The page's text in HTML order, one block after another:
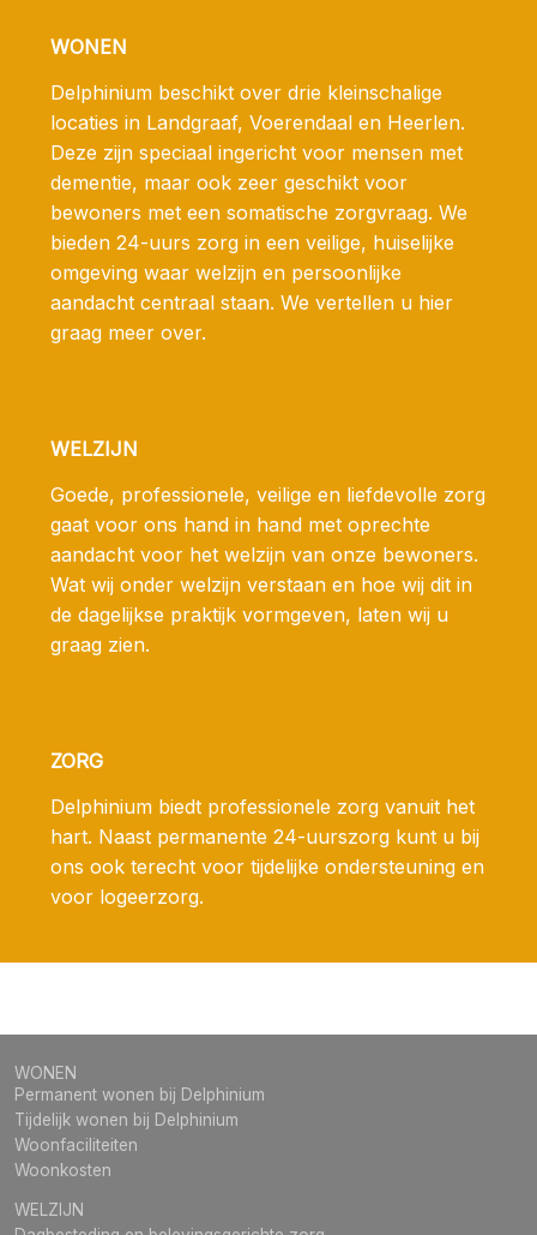
WONEN
Delphinium beschikt over drie kleinschalige
locaties in Landgraaf, Voerendaal en Heerlen.
Deze zijn speciaal ingericht voor mensen met
dementie, maar ook zeer geschikt voor
bewoners met een somatische zorgvraag. We
bieden 24-uurs zorg in een veilige, huiselijke
omgeving waar welzijn en persoonlijke
aandacht centraal staan. We vertellen u hier
graag meer over.
WELZIJN
Goede, professionele, veilige en liefdevolle zorg
gaat voor ons hand in hand met oprechte
aandacht voor het welzijn van onze bewoners.
Wat wij onder welzijn verstaan en hoe wij dit in
de dagelijkse praktijk vormgeven, laten wij u
graag zien.
ZORG
Delphinium biedt professionele zorg vanuit het
hart. Naast permanente 24-uurszorg kunt u bij
ons ook terecht voor tijdelijke ondersteuning en
voor logeerzorg.
WONEN
Permanent wonen bij Delphinium
Tijdelijk wonen bij Delphinium
Woonfaciliteiten
Woonkosten
WELZIJN